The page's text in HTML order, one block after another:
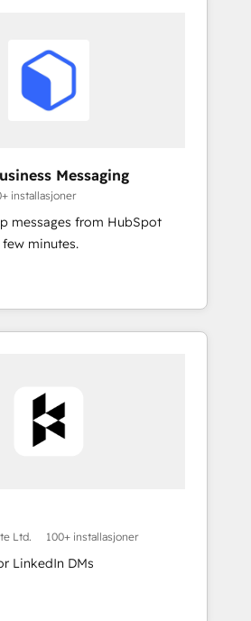
Messaging
installasjoner
messages from HubSpot
minutes.
Ltd. 100+ installasjoner
LinkedIn DMs